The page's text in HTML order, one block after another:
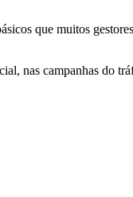
que muitos
nas campanhas do